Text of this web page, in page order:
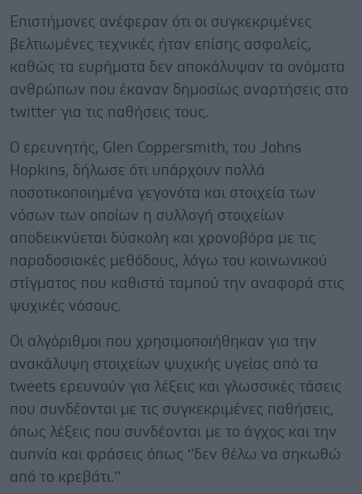
Επιστήμονες ανέφεραν ότι οι συγκεκριμένες
βελτιωμένες τεχνικές ήταν επίσης ασφαλείς,
καθώς τα ευρήματα δεν αποκάλυψαν τα ονόματα
ανθρώπων που έκαναν δημοσίως αναρτήσεις στο
twitter για τις παθήσεις τους.
Ο ερευνητής, Glen Coppersmith, του Johns
Hopkins, δήλωσε ότι υπάρχουν πολλά
ποσοτικοποιημένα γεγονότα και στοιχεία των
νόσων των οποίων η συλλογή στοιχείων
αποδεικνύεται δύσκολη και χρονοβόρα με τις
παραδοσιακές μεθόδους, λόγω του κοινωνικού
στίγματος που καθιστά ταμπού την αναφορά στις
ψυχικές νόσους.
Οι αλγόριθμοι που χρησιμοποιήθηκαν για την
ανακάλυψη στοιχείων ψυχικής υγείας από τα
tweets ερευνούν για λέξεις και γλωσσικές τάσεις
που συνδέονται με τις συγκεκριμένες παθήσεις,
όπως λέξεις που συνδέονται με το άγχος και την
αυπνία και φράσεις όπως ‘’δεν θέλω να σηκωθώ
από το κρεβάτι.’’